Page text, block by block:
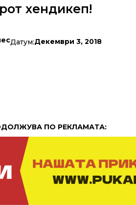
хендикеп!
Датум:Декември 3, 2018
ПО РЕКЛАМАТА: